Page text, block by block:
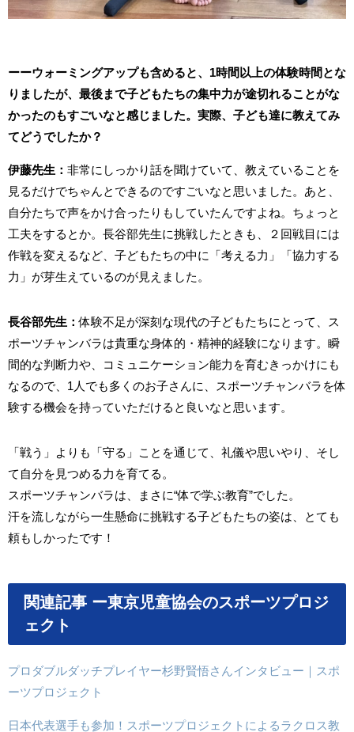
ーーウォーミングアップも含めると、1時間以上の体験時間とな
りましたが、最後まで子どもたちの集中力が途切れることがな
かったのもすごいなと感じました。実際、子ども達に教えてみ
てどうでしたか？
伊藤先生： 非常にしっかり話を聞けていて、教えていることを
見るだけでちゃんとできるのですごいなと思いました。あと、
自分たちで声をかけ合ったりもしていたんですよね。ちょっと
工夫をするとか。長谷部先生に挑戦したときも、２回戦目には
作戦を変えるなど、子どもたちの中に「考える力」「協力する
力」が芽生えているのが見えました。
⻑谷部先生：体験不足が深刻な現代の子どもたちにとって、ス
ポーツチャンバラは貴重な身体的・精神的経験になります。瞬
間的な判断力や、コミュニケーション能力を育むきっかけにも
なるので、1人でも多くのお子さんに、スポーツチャンバラを体
験する機会を持っていただけると良いなと思います。
「戦う」よりも「守る」ことを通じて、礼儀や思いやり、そし
て自分を見つめる力を育てる。
スポーツチャンバラは、まさに“体で学ぶ教育”でした。
汗を流しながら一生懸命に挑戦する子どもたちの姿は、とても
頼もしかったです！
関連記事 ー東京児童協会のスポーツプロジ
ェクト
プロダブルダッチプレイヤー杉野賢悟さんインタビュー｜スポ
ーツプロジェクト
日本代表選手も参加！スポーツプロジェクトによるラクロス教